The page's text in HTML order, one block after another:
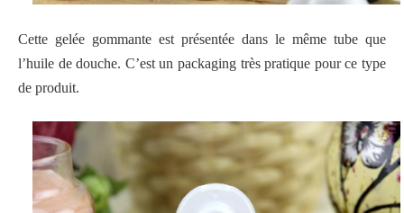
Cette gelée gommante est présentée dans le même tube que
l’huile de douche. C’est un packaging très pratique pour ce type
de produit.